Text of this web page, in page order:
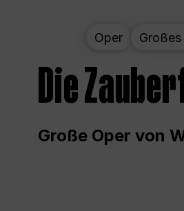
Oper
Die
Große Oper von